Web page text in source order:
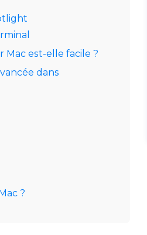
Mac est-elle facile ?
dans
?